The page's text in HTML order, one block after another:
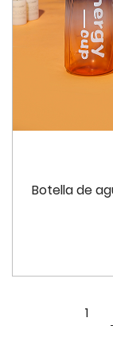
llena hasta su
la botella
en una opción
sostengas en
una parte
Con una
que tenga
Botella de
1